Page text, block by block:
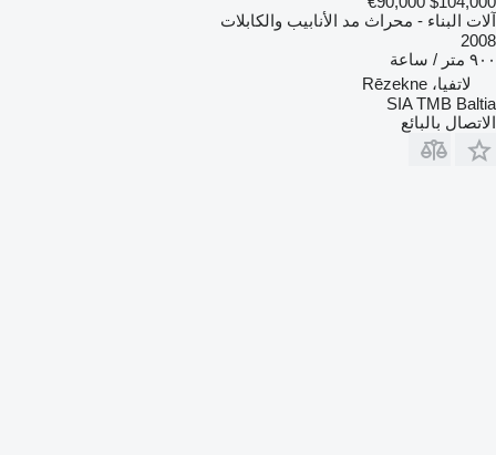
آلات البناء - محراث مد الأنابيب والكابلات
2008
٩٠٠ متر / ساعة
لاتفيا، Rēzekne
SIA TMB Baltia
الاتصال بالبائع